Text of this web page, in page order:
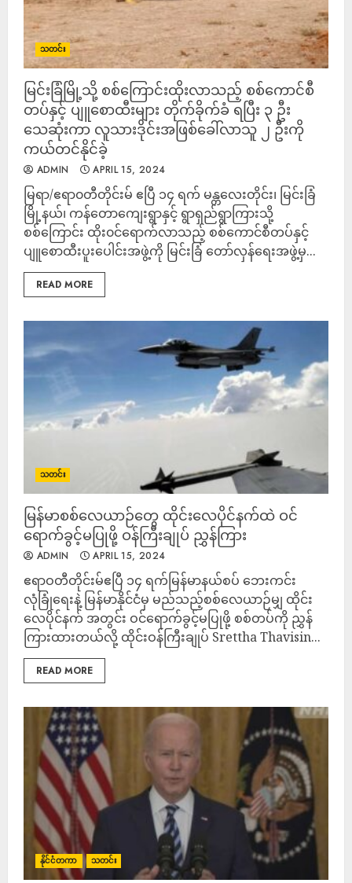
သတင်း
မြင်းခြံမြို့သို့ စစ်ကြောင်းထိုးလာသည့် စစ်ကောင်စီ
တပ်နှင့် ပျူစောထီးများ တိုက်ခိုက်ခံ ရပြီး ၃ ဦး
သေဆုံးကာ လူသားဒိုင်းအဖြစ်ခေါ်လာသူ ၂ ဦးကို
ကယ်တင်နိုင်ခဲ့
ADMIN APRIL 15, 2024
မြရာ/ဧရာ၀တီတိုင်းမ် ဧပြီ ၁၄ ရက် မန္တလေးတိုင်း၊ မြင်းခြံ
မြို့နယ်၊ ကန်တောကျေးရွာနှင့် ရွာရှည်ရွာကြားသို့
စစ်ကြောင်း ထိုး၀င်ရောက်လာသည့် စစ်ကောင်စီတပ်နှင့်
ပျူစောထီးပူးပေါင်းအဖွဲ့ကို မြင်းခြံ တော်လှန်ရေးအဖွဲ့မှ...
READ MORE
သတင်း
မြန်မာစစ်လေယာဉ်တွေ ထိုင်းလေပိုင်နက်ထဲ ဝင်
ရောက်ခွင့်မပြုဖို့ ဝန်ကြီးချုပ် ညွှန်ကြား
ADMIN APRIL 15, 2024
ဧရာဝတီတိုင်းမ်ဧပြီ ၁၄ ရက်မြန်မာနယ်စပ် ဘေးကင်း
လုံခြုံရေးနဲ့ မြန်မာနိုင်ငံမှ မည်သည့်စစ်လေယာဉ်မျှ ထိုင်း
လေပိုင်နက် အတွင်း ဝင်ရောက်ခွင့်မပြုဖို့ စစ်တပ်ကို ညွှန်
ကြားထားတယ်လို့ ထိုင်းဝန်ကြီးချုပ် Srettha Thavisin...
READ MORE
နိုင်ငံတကာ သတင်း